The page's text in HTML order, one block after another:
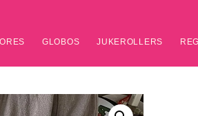
GLOBOS JUKEROLLERS